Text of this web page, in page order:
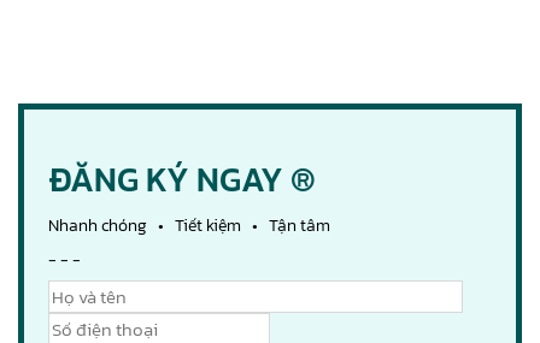
ĐĂNG KÝ NGAY ®
Nhanh chóng • Tiết kiệm • Tận tâm
- - -